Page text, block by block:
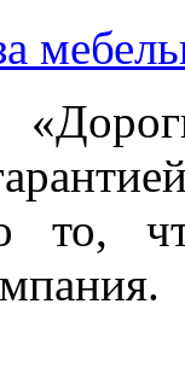
то,